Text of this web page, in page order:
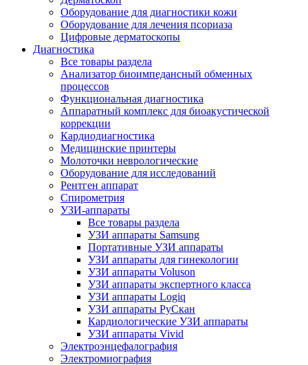
Оборудование для диагностики кожи
Оборудование для лечения псориаза
Цифровые дерматоскопы
Диагностика
Все товары раздела
Анализатор биоимпедансный обменных
процессов
Функциональная диагностика
Аппаратный комплекс для биоакустической
коррекции
Кардиодиагностика
Медицинские принтеры
Молоточки неврологические
Оборудование для исследований
Рентген аппарат
Спирометрия
УЗИ-аппараты
Все товары раздела
УЗИ аппараты Samsung
Портативные УЗИ аппараты
УЗИ аппараты для гинекологии
УЗИ аппараты Voluson
УЗИ аппараты экспертного класса
УЗИ аппараты Logiq
УЗИ аппараты РуСкан
Кардиологические УЗИ аппараты
УЗИ аппараты Vivid
Электроэнцефалография
Электромиография